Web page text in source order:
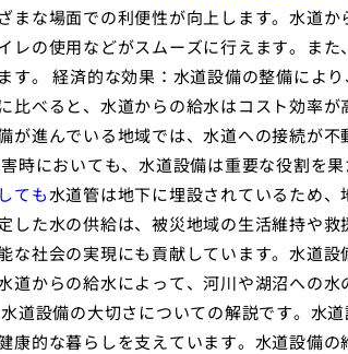
まな場面での利便性が向上します。水道
レの使用などがスムーズに行えます。ま
す。 経済的な効果：水道設備の整備によ
比べると、水道からの給水はコスト効率
が進んでいる地域では、水道への接続が
時においても、水道設備は重要な役割を果
ても水道管は地下に埋設されているため
した水の供給は、被災地域の生活維持や
な社会の実現にも貢献しています。水道
道からの給水によって、河川や湖沼への
道設備の大切さについての解説です。水
康的な暮らしを支えています。水道設備